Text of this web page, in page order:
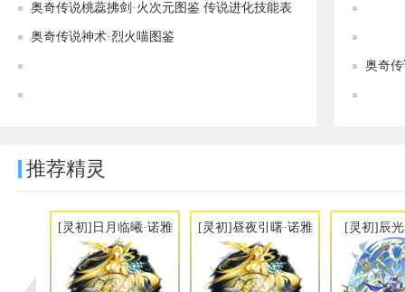
奥奇传说桃蕊拂剑·火次元图鉴 传说进化技能表
奥奇传说神术·烈火喵图鉴
奥奇
推荐精灵
[灵初]日月临曦·诺雅 [灵初]昼夜引曙·诺雅 [灵初]辰